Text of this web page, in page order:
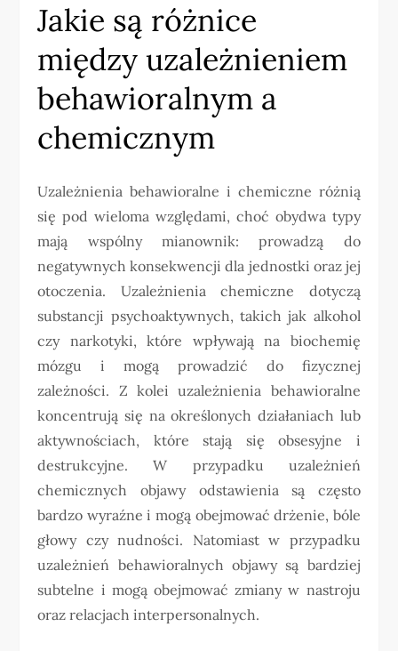
Jakie są różnice
między uzależnieniem
behawioralnym a
chemicznym
Uzależnienia behawioralne i chemiczne różnią
się pod wieloma względami, choć obydwa typy
mają wspólny mianownik: prowadzą do
negatywnych konsekwencji dla jednostki oraz jej
otoczenia. Uzależnienia chemiczne dotyczą
substancji psychoaktywnych, takich jak alkohol
czy narkotyki, które wpływają na biochemię
mózgu i mogą prowadzić do fizycznej
zależności. Z kolei uzależnienia behawioralne
koncentrują się na określonych działaniach lub
aktywnościach, które stają się obsesyjne i
destrukcyjne. W przypadku uzależnień
chemicznych objawy odstawienia są często
bardzo wyraźne i mogą obejmować drżenie, bóle
głowy czy nudności. Natomiast w przypadku
uzależnień behawioralnych objawy są bardziej
subtelne i mogą obejmować zmiany w nastroju
oraz relacjach interpersonalnych.